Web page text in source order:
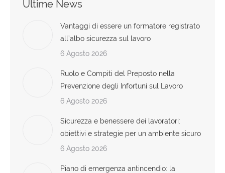
Ultime News
Vantaggi di essere un formatore registrato
all’albo sicurezza sul lavoro
6 Agosto 2026
Ruolo e Compiti del Preposto nella
Prevenzione degli Infortuni sul Lavoro
6 Agosto 2026
Sicurezza e benessere dei lavoratori:
obiettivi e strategie per un ambiente sicuro
6 Agosto 2026
Piano di emergenza antincendio: la